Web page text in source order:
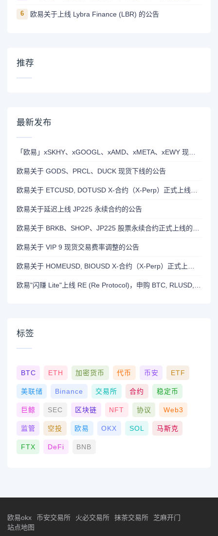
6 欧易关于上线 Lybra Finance (LBR) 的公告
推荐
最新发布
欧易关于 GODS、PRCL、DUCK 现货下线的公告
欧易关于延迟上线 JP225 永续合约的公告
欧易关于 VIP 9 现货交易费率调整的公告
标签
BTC ETH 加密货币 代币 币安 ETF
美联储 Binance 交易所 合约 稳定币
巨鲸 SEC 区块链 NFT 协议 Web3
监管 空投 欧易 OKX SOL 马斯克
FTX DeFi BNB
欧易okx 币安交易所 火必交易所 抹茶交易所
芝麻开门
站点地图